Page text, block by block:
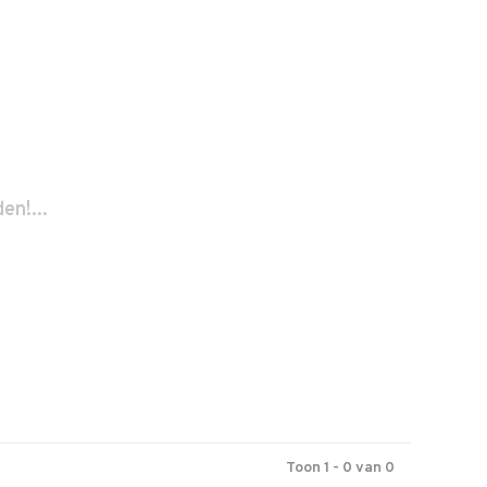
Toon 1 - 0 van 0